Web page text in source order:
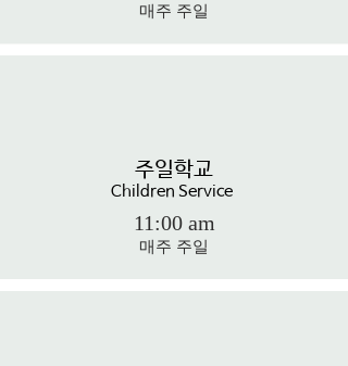
매주 주일
주일학교
Children Service
11:00 am
매주 주일